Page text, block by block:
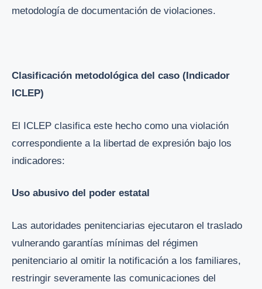
metodología de documentación de violaciones.
Clasificación metodológica del caso (Indicador
ICLEP)
El ICLEP clasifica este hecho como una violación
correspondiente a la libertad de expresión bajo los
indicadores:
Uso abusivo del poder estatal
Las autoridades penitenciarias ejecutaron el traslado
vulnerando garantías mínimas del régimen
penitenciario al omitir la notificación a los familiares,
restringir severamente las comunicaciones del